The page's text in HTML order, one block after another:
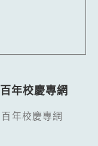
百年校慶專網
百年校慶專網